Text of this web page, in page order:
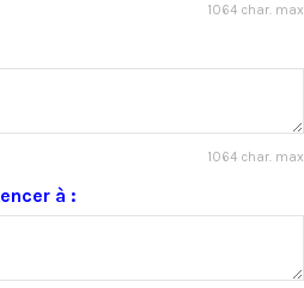
1064 char. max
1064 char. max
à :